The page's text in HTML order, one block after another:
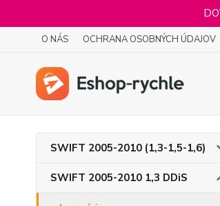
O NÁS OCHRANA OSOBNÝCH ÚDAJOV
SWIFT 2005-2010 (1,3-1,5-1,6)
SWIFT 2005-2010 1,3 DDiS